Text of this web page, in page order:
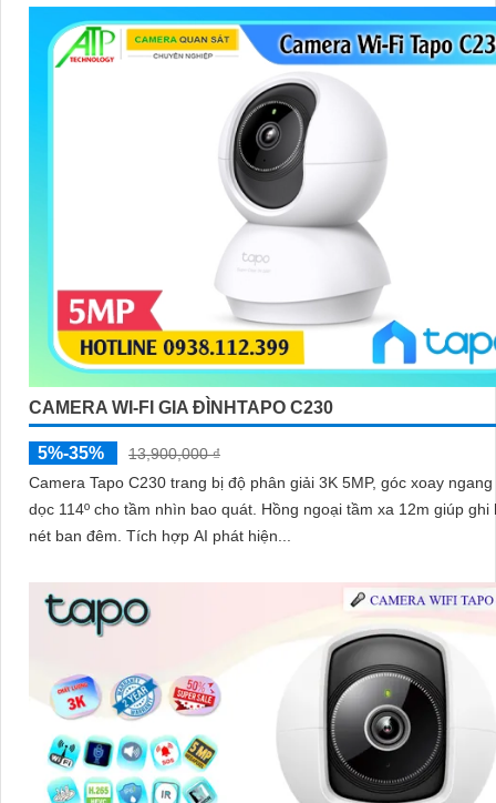
CAMERA WI-FI GIA ĐÌNHTAPO C230
5%-35%
13,900,000 ₫
Camera Tapo C230 trang bị độ phân giải 3K 5MP, góc xoay ngang
dọc 114º cho tầm nhìn bao quát. Hồng ngoại tầm xa 12m giúp ghi hình rõ
nét ban đêm. Tích hợp AI phát hiện...